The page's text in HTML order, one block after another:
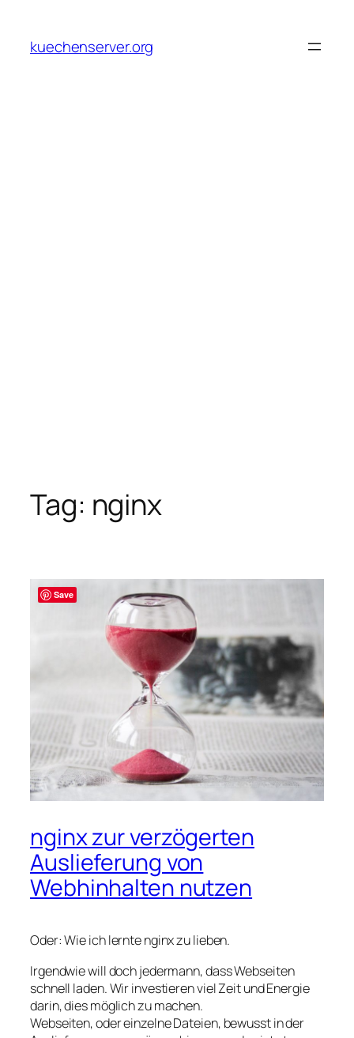
content
kuechenserver.org
Tag: nginx
nginx zur verzögerten
Auslieferung von
Webhinhalten nutzen
Oder: Wie ich lernte nginx zu lieben.
Irgendwie will doch jedermann, dass Webseiten
schnell laden. Wir investieren viel Zeit und Energie
darin, dies möglich zu machen.
Webseiten, oder einzelne Dateien, bewusst in der
Save